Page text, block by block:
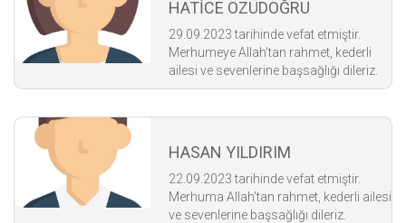
HATİCE ÖZÜDOĞRU
29.09.2023 tarihinde vefat etmiştir.
Merhumeye Allah'tan rahmet, kederli
ailesi ve sevenlerine başsağlığı dileriz.
HASAN YILDIRIM
22.09.2023 tarihinde vefat etmiştir.
Merhuma Allah'tan rahmet, kederli ailesi
ve sevenlerine başsağlığı dileriz.